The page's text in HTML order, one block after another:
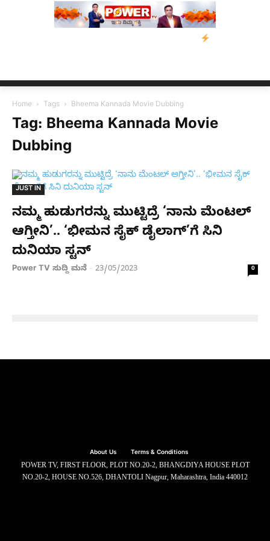
ನ್ಯೂಸ್ ಕಾರ್ಪ್‌ಗೆ
Home Tags Bheema Kannada Movie Dubbing
Tag: Bheema Kannada Movie
Dubbing
JUST IN
ನಮ್ಮ ಹುಡುಗರನ್ನು ಮುಟ್ಟಿದ್ರೆ ‘ನಾನು ಮೆಂಟಲ್
ಆಗ್ತೀನಿ’.. ‘ಭೀಮನ ಸೈಕ್ ಡೈಲಾಗ್’ಗೆ ಸಿನಿ
ದುನಿಯಾ ಸ್ಟನ್
Power TV ಸುದ್ದಿ ಮನೆ - 23/05/2023 0
About Us Terms & Conditions
POWER TV, FIRST FLOOR, PLOT NO.20-2, BHANGDIYA HOUSE PLOT
NO.20-2, HOUSE NO.526, DHANTOLI Nagpur, Maharashtra, India 440012